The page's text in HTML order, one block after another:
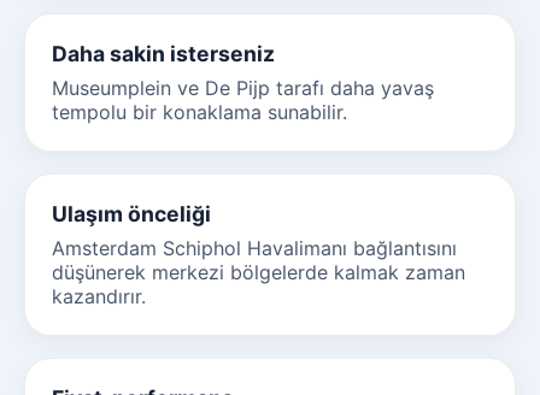
Daha sakin isterseniz
Museumplein ve De Pijp tarafı daha yavaş
tempolu bir konaklama sunabilir.
Ulaşım önceliği
Amsterdam Schiphol Havalimanı bağlantısını
düşünerek merkezi bölgelerde kalmak zaman
kazandırır.